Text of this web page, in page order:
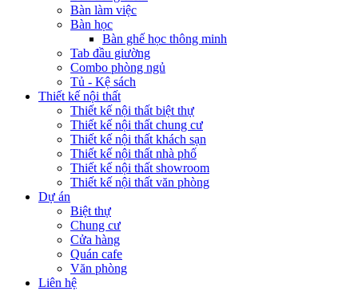
Bàn làm việc
Bàn học
Bàn ghế học thông minh
Tab đầu giường
Combo phòng ngủ
Tủ - Kệ sách
Thiết kế nội thất
Thiết kế nội thất biệt thự
Thiết kế nội thất chung cư
Thiết kế nội thất khách sạn
Thiết kế nội thất nhà phố
Thiết kế nội thất showroom
Thiết kế nội thất văn phòng
Dự án
Biệt thự
Chung cư
Cửa hàng
Quán cafe
Văn phòng
Liên hệ